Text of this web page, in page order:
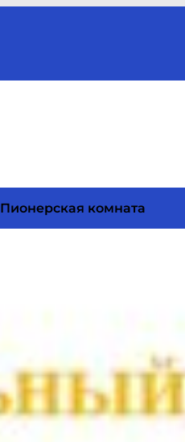
Пионерская комната